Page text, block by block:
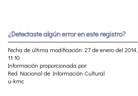
¿Detectaste algún error en este registro?
Fecha de última modificación: 27 de enero del 2014,
11:10
Información proporcionada por:
Red Nacional de Información Cultural
u-kmc